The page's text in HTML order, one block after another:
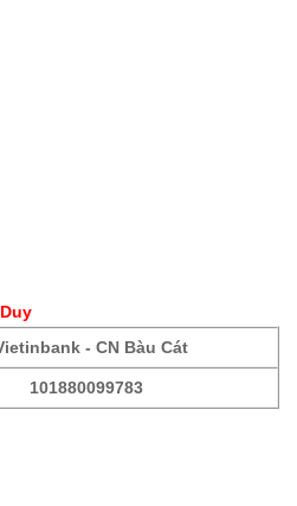
- CN Bàu Cát
101880099783